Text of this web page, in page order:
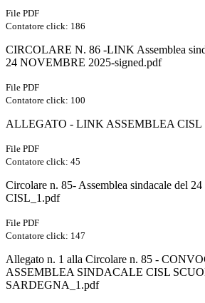
File PDF
Contatore click: 186
CIRCOLARE N. 86 -LINK Assemblea
24 NOVEMBRE 2025-signed.pdf
File PDF
Contatore click: 100
ALLEGATO - LINK ASSEMBLEA CISL
File PDF
Contatore click: 45
Circolare n. 85- Assemblea sindacale del
CISL_1.pdf
File PDF
Contatore click: 147
Allegato n. 1 alla Circolare n. 85 -
ASSEMBLEA SINDACALE CISL
SARDEGNA_1.pdf